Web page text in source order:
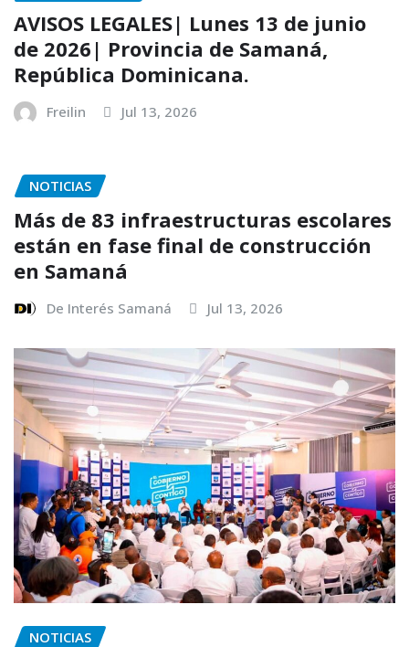
AVISOS LEGALES| Lunes 13 de junio
de 2026| Provincia de Samaná,
República Dominicana.
Freilin Jul 13, 2026
NOTICIAS
Más de 83 infraestructuras escolares
están en fase final de construcción
en Samaná
De Interés Samaná Jul 13, 2026
NOTICIAS